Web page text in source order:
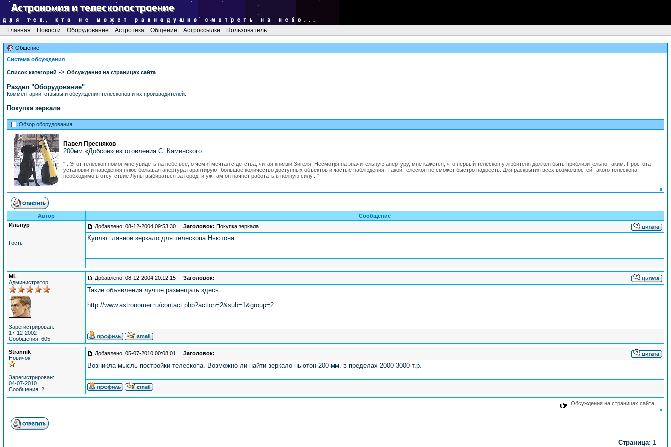
Главная Новости Оборудование Астротека Общение Астроссылки Пользователь
Общение
Система обсуждения
Список категорий -> Обсуждения на страницах сайта
Раздел "Оборудование"
Комментарии, отзывы и обсуждения телескопов и их производителей.
Покупка зеркала
Обзор оборудования
Павел Пресняков
200мм «Добсон» изготовления С. Каминского
"...Этот телескоп помог мне увидеть на небе все, о чем я мечтал с детства, читая книжки Зигеля. Несмотря на значительную апертуру, мне кажется, что первый телескоп у любителя должен быть приблизительно таким. Простота
установки и наведения плюс большая апертура гарантируют большое количество доступных объектов и частые наблюдения. Такой телескоп не сможет быстро надоесть. Для раскрытия всех возможностей такого телескопа
необходимо в отсутствие Луны выбираться за город, и уж там он начнет работать в полную силу..."
Автор
Сообщение
Ильнур
Гость
Добавлено: 08-12-2004 09:53:30 Заголовок: Покупка зеркала
Куплю главное зеркало для телескопа Ньютона
ML
Администратор
Зарегистрирован:
17-12-2002
Сообщения: 605
Добавлено: 08-12-2004 20:12:15 Заголовок:
Такие объявления лучше размещать здесь:
http://www.astronomer.ru/contact.php?action=2&sub=1&group=2
Strannik
Новичок
Зарегистрирован:
04-07-2010
Сообщения: 2
Добавлено: 05-07-2010 00:08:01 Заголовок:
Возникла мысль постройки телескопа. Возможно ли найти зеркало ньютон 200 мм. в пределах 2000-3000 т.р.
Обсуждения на страницах сайта
Страница: 1